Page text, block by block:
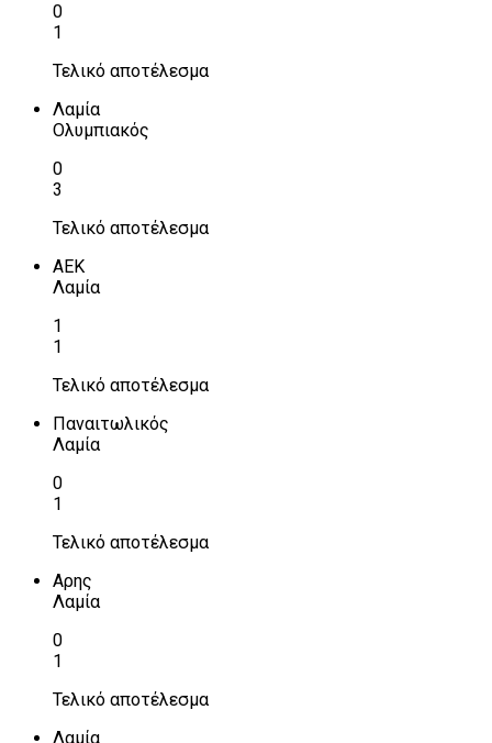
0
1
Τελικό αποτέλεσμα
Λαμία
Ολυμπιακός
0
3
Τελικό αποτέλεσμα
ΑΕΚ
Λαμία
1
1
Τελικό αποτέλεσμα
Παναιτωλικός
Λαμία
0
1
Τελικό αποτέλεσμα
Αρης
Λαμία
0
1
Τελικό αποτέλεσμα
Λαμία